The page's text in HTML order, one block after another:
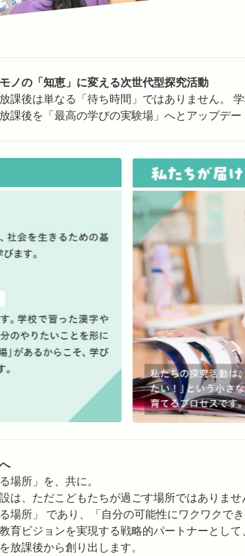
ノの「知恵」に変える次世代型探究活動
課後は単なる「待ち時間」ではありません。
課後を「最高の学びの実験場」へとアップデ
場所」を、共に。
は、ただこどもたちが過ごす場所ではありませ
場所」 であり、「自分の可能性にワクワクでき
育ビジョンを実現する戦略的パートナーとし
放課後から創り出します。